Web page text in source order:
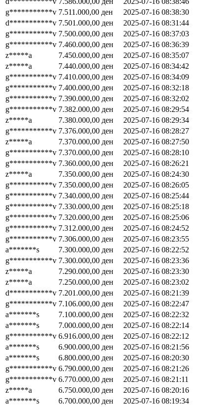
g***********v 7.511.000,00 ден
2025-07-16 08:38:30
d***********v 7.501.000,00 ден
2025-07-16 08:31:44
g***********v 7.500.000,00 ден
2025-07-16 08:37:03
g***********v 7.460.000,00 ден
2025-07-16 08:36:39
z*****a
7.450.000,00 ден
2025-07-16 08:35:07
z*****a
7.440.000,00 ден
2025-07-16 08:34:42
g***********v 7.410.000,00 ден
2025-07-16 08:34:09
g***********v 7.400.000,00 ден
2025-07-16 08:32:18
g***********v 7.390.000,00 ден
2025-07-16 08:32:02
g***********v 7.382.000,00 ден
2025-07-16 08:29:54
z*****a
7.380.000,00 ден
2025-07-16 08:29:34
g***********v 7.376.000,00 ден
2025-07-16 08:28:27
z*****a
7.370.000,00 ден
2025-07-16 08:27:50
g***********v 7.370.000,00 ден
2025-07-16 08:28:10
g***********v 7.360.000,00 ден
2025-07-16 08:26:21
z*****a
7.350.000,00 ден
2025-07-16 08:24:30
g***********v 7.350.000,00 ден
2025-07-16 08:26:05
g***********v 7.340.000,00 ден
2025-07-16 08:25:44
g***********v 7.330.000,00 ден
2025-07-16 08:25:18
g***********v 7.320.000,00 ден
2025-07-16 08:25:06
g***********v 7.312.000,00 ден
2025-07-16 08:24:52
g***********v 7.306.000,00 ден
2025-07-16 08:23:55
a*******s
7.300.000,00 ден
2025-07-16 08:22:52
g***********v 7.300.000,00 ден
2025-07-16 08:23:36
z*****a
7.290.000,00 ден
2025-07-16 08:23:30
z*****a
7.250.000,00 ден
2025-07-16 08:23:02
d***********v 7.201.000,00 ден
2025-07-16 08:21:39
g***********v 7.106.000,00 ден
2025-07-16 08:22:47
a*******s
7.100.000,00 ден
2025-07-16 08:22:32
a*******s
7.000.000,00 ден
2025-07-16 08:22:14
g***********v 6.916.000,00 ден
2025-07-16 08:22:12
a*******s
6.900.000,00 ден
2025-07-16 08:21:56
a*******s
6.800.000,00 ден
2025-07-16 08:20:30
g***********v 6.790.000,00 ден
2025-07-16 08:21:26
g***********v 6.770.000,00 ден
2025-07-16 08:21:11
z*****a
6.750.000,00 ден
2025-07-16 08:20:16
a*******s
6.700.000,00 ден
2025-07-16 08:19:34